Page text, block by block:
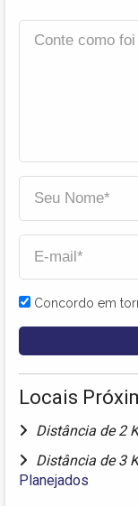
Concordo em
Locais
Distância de 2
Distância de 3
Planejados